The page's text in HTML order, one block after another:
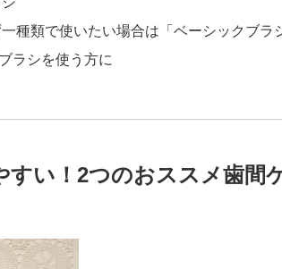
種類で使いたい場合は「ベーシックブラ
ラシを使う方に
すい！2つのおススメ歯間